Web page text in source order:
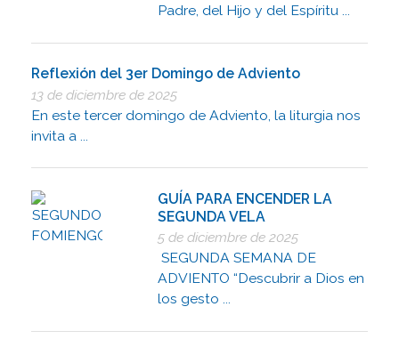
Padre, del Hijo y del Espíritu ...
Reflexión del 3er Domingo de Adviento
13 de diciembre de 2025
En este tercer domingo de Adviento, la liturgia nos
invita a ...
GUÍA PARA ENCENDER LA
SEGUNDA VELA
5 de diciembre de 2025
SEGUNDA SEMANA DE
ADVIENTO “Descubrir a Dios en
los gesto ...